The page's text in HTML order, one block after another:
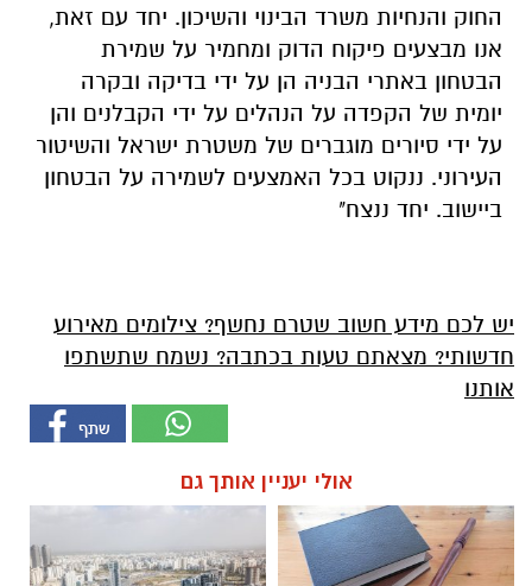
החוק והנחיות משרד הבינוי והשיכון. יחד עם זאת,
אנו מבצעים פיקוח הדוק ומחמיר על שמירת
הבטחון באתרי הבניה הן על ידי בדיקה ובקרה
יומית של הקפדה על הנהלים על ידי הקבלנים והן
על ידי סיורים מוגברים של משטרת ישראל והשיטור
העירוני. ננקוט בכל האמצעים לשמירה על הבטחון
ביישוב. יחד ננצח"
יש לכם מידע חשוב שטרם נחשף? צילומים מאירוע
חדשותי? מצאתם טעות בכתבה? נשמח שתשתפו
אותנו
אולי יעניין אותך גם